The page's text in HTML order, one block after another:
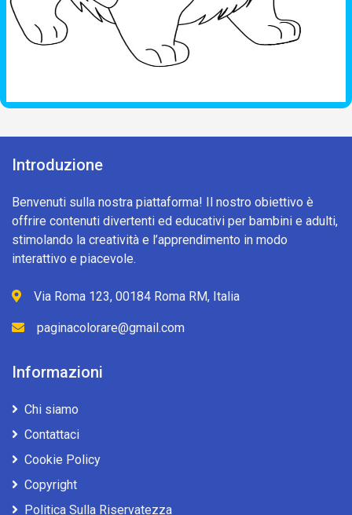
Introduzione
Benvenuti sulla nostra piattaforma! Il nostro obiettivo è
offrire contenuti divertenti ed educativi per bambini e adulti,
stimolando la creatività e l’apprendimento in modo
interattivo e piacevole.
Via Roma 123, 00184 Roma RM, Italia
paginacolorare@gmail.com
Informazioni
Chi siamo
Contattaci
Cookie Policy
Copyright
Politica Sulla Riservatezza